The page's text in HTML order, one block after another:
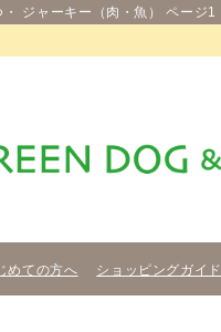
・ ジャーキー（肉・魚） ページ1
めての方へ ショッピングガイド